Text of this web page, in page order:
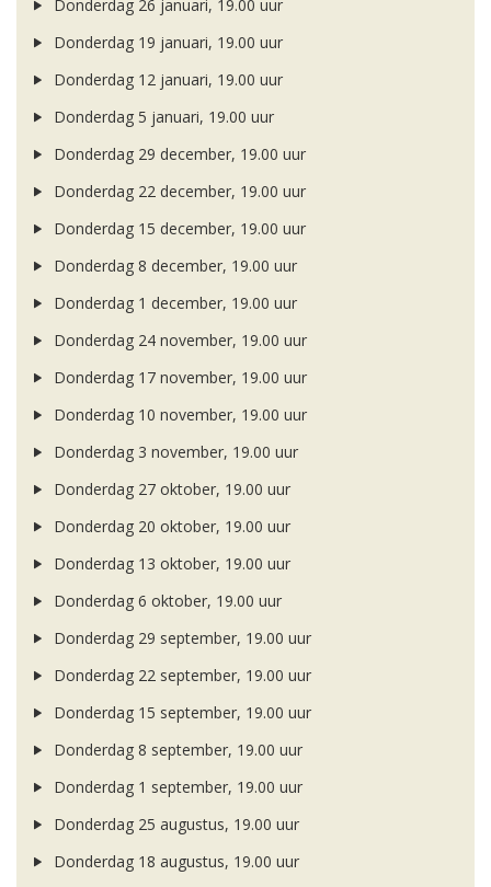
Donderdag 26 januari, 19.00 uur
Donderdag 19 januari, 19.00 uur
Donderdag 12 januari, 19.00 uur
Donderdag 5 januari, 19.00 uur
Donderdag 29 december, 19.00 uur
Donderdag 22 december, 19.00 uur
Donderdag 15 december, 19.00 uur
Donderdag 8 december, 19.00 uur
Donderdag 1 december, 19.00 uur
Donderdag 24 november, 19.00 uur
Donderdag 17 november, 19.00 uur
Donderdag 10 november, 19.00 uur
Donderdag 3 november, 19.00 uur
Donderdag 27 oktober, 19.00 uur
Donderdag 20 oktober, 19.00 uur
Donderdag 13 oktober, 19.00 uur
Donderdag 6 oktober, 19.00 uur
Donderdag 29 september, 19.00 uur
Donderdag 22 september, 19.00 uur
Donderdag 15 september, 19.00 uur
Donderdag 8 september, 19.00 uur
Donderdag 1 september, 19.00 uur
Donderdag 25 augustus, 19.00 uur
Donderdag 18 augustus, 19.00 uur